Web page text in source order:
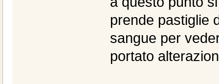
prende pastiglie
sangue per
portato